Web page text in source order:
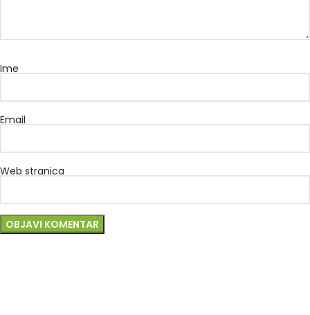
Ime
Email
Web stranica